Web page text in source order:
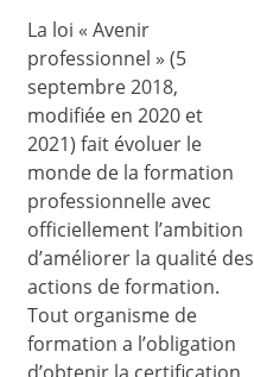
La loi « Avenir
professionnel » (5
septembre 2018,
modifiée en 2020 et
2021) fait évoluer le
monde de la formation
professionnelle avec
officiellement l’ambition
d’améliorer la qualité des
actions de formation.
Tout organisme de
formation a l’obligation